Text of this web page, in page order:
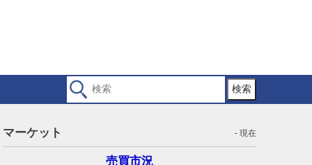
検索
マーケット - 現在
売買市況